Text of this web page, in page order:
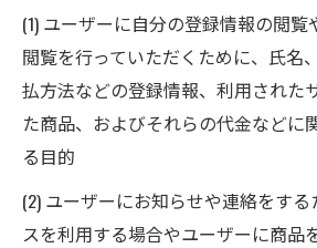
(1) ユーザーに自分の登録情報の閲
閲覧を行っていただくために、氏名
払方法などの登録情報、利用された
た商品、およびそれらの代金などに
る目的
(2) ユーザーにお知らせや連絡をす
スを利用する場合やユーザーに商品